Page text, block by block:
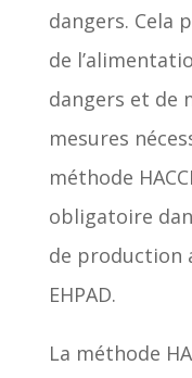
dangers. Cela
de
dangers et de
mesures
méthode
obligatoire
de production
EHPAD.
La méthode